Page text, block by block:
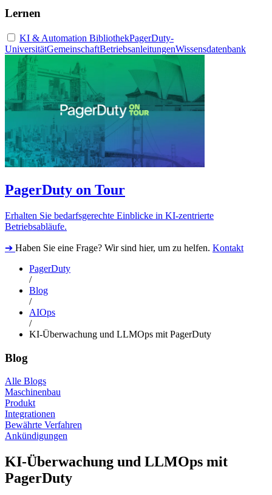
Lernen
KI & Automation BibliothekPagerDuty-
UniversitätGemeinschaftBetriebsanleitungenWissensdatenbank
PagerDuty on Tour
Erhalten Sie bedarfsgerechte Einblicke in KI-zentrierte
Betriebsabläufe.
➔ Haben Sie eine Frage? Wir sind hier, um zu helfen. Kontakt
PagerDuty
/
Blog
/
AIOps
/
KI-Überwachung und LLMOps mit PagerDuty
Blog
Alle Blogs
Maschinenbau
Produkt
Integrationen
Bewährte Verfahren
Ankündigungen
KI-Überwachung und LLMOps mit
PagerDuty